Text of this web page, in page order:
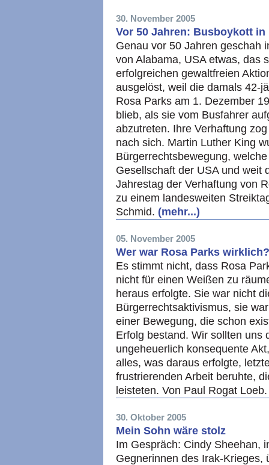
30. November 2005
Vor 50 Jahren: Busboykott in
Genau vor 50 Jahren geschah
von Alabama, USA etwas, das
erfolgreichen gewaltfreien
ausgelöst, weil die damals 42-
Rosa Parks am 1. Dezember
blieb, als sie vom Busfahrer
abzutreten. Ihre Verhaftung
nach sich. Martin Luther King
Bürgerrechtsbewegung,
Gesellschaft der USA und weit
Jahrestag der Verhaftung von
zu einem landesweiten
Schmid. (mehr...)
05. November 2005
Wer war Rosa Parks wirklich?
Es stimmt nicht, dass Rosa
nicht für einen Weißen zu
heraus erfolgte. Sie war nicht
Bürgerrechtsaktivismus, sie
einer Bewegung, die schon
Erfolg bestand. Wir sollten uns
ungeheuerlich konsequente
alles, was daraus erfolgte,
frustrierenden Arbeit beruhte,
leisteten. Von Paul Rogat
30. Oktober 2005
Mein Sohn wäre stolz
Im Gespräch: Cindy Sheehan,
Gegnerinnen des Irak-Krieges,